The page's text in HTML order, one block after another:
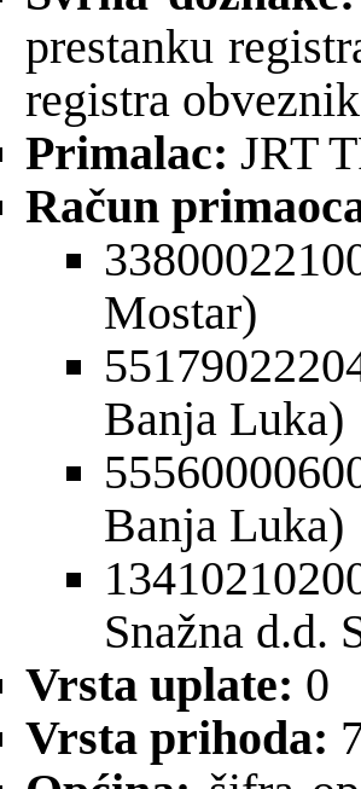
prestanku
registra
Primalac: JRT
Račun
Mostar)
Banja Luka)
Banja Luka)
Snažna d.d.
Vrsta uplate: 0
Vrsta prihoda: